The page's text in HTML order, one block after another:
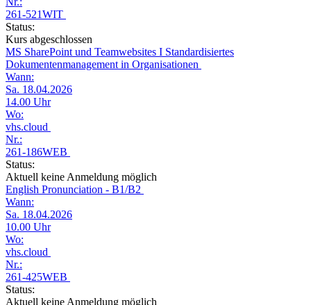
261-521WIT
Status:
Kurs abgeschlossen
MS SharePoint und Teamwebsites I Standardisiertes
Dokumentenmanagement in Organisationen
Wann:
Sa. 18.04.2026
14.00 Uhr
Wo:
vhs.cloud
Nr.:
261-186WEB
Status:
Aktuell keine Anmeldung möglich
English Pronunciation - B1/B2
Wann:
Sa. 18.04.2026
10.00 Uhr
Wo:
vhs.cloud
Nr.:
261-425WEB
Status:
Aktuell keine Anmeldung möglich